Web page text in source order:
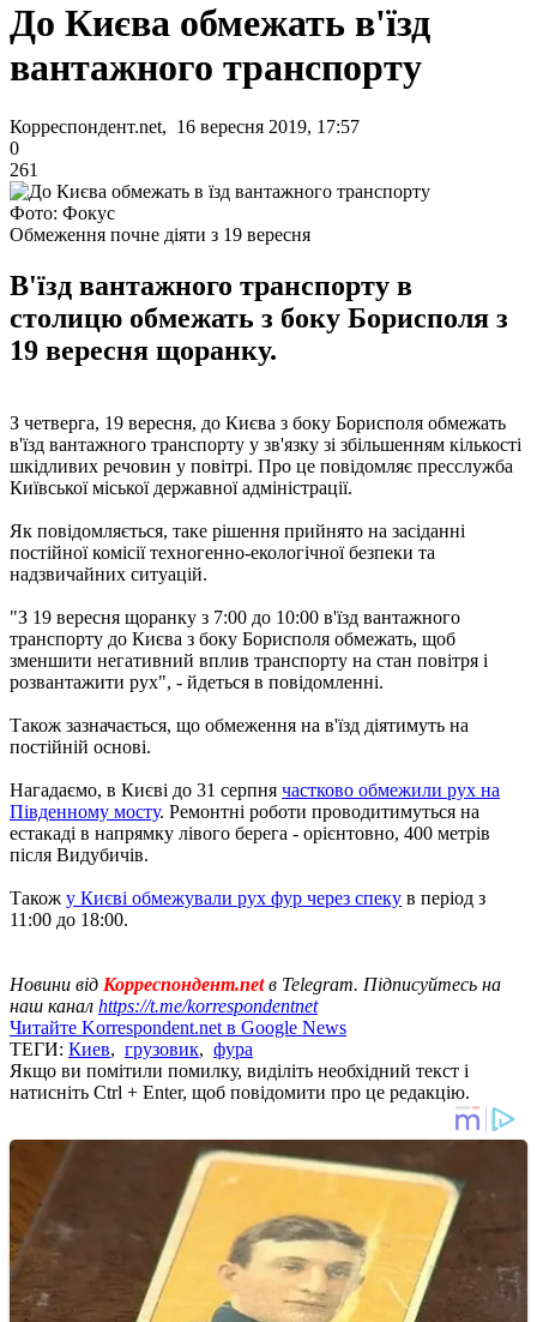
До Києва обмежать в'їзд
вантажного транспорту
Корреспондент.net, 16 вересня 2019, 17:57
0
261
Фото: Фокус
Обмеження почне діяти з 19 вересня
В'їзд вантажного транспорту в
столицю обмежать з боку Борисполя з
19 вересня щоранку.
З четверга, 19 вересня, до Києва з боку Борисполя обмежать
в'їзд вантажного транспорту у зв'язку зі збільшенням кількості
шкідливих речовин у повітрі. Про це повідомляє пресслужба
Київської міської державної адміністрації.
Як повідомляється, таке рішення прийнято на засіданні
постійної комісії техногенно-екологічної безпеки та
надзвичайних ситуацій.
"З 19 ​​вересня щоранку з 7:00 до 10:00 в'їзд вантажного
транспорту до Києва з боку Борисполя обмежать, щоб
зменшити негативний вплив транспорту на стан повітря і
розвантажити рух", - йдеться в повідомленні.
Також зазначається, що обмеження на в'їзд діятимуть на
постійній основі.
Нагадаємо, в Києві до 31 серпня частково обмежили рух на
Південному мосту. Ремонтні роботи проводитимуться на
естакаді в напрямку лівого берега - орієнтовно, 400 метрів
після Видубичів.
Також у Києві обмежували рух фур через спеку в період з
11:00 до 18:00.
Новини від Корреспондент.netв Telegram. Підписуйтесь на
наш канал https://t.me/korrespondentnet
Читайте Korrespondent.net в Google News
ТЕГИ: Киев, грузовик, фура
Якщо ви помітили помилку, виділіть необхідний текст і
натисніть Ctrl + Enter, щоб повідомити про це редакцію.